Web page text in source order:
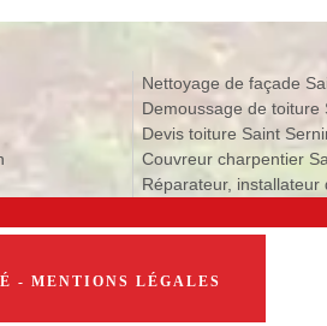
Nettoyage de façade
Demoussage de toiture
Devis toiture Saint
Couvreur charpentier
Réparateur, installateur
- MENTIONS LÉGALES